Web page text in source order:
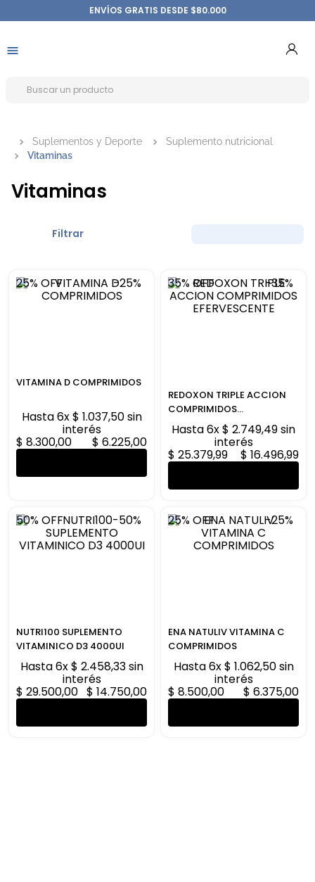
ENVÍOS GRATIS DESDE $80.000
Suplementos y Deporte
Suplemento nutricional
Vitaminas
Vitaminas
Filtrar
-25%
25%OFF
VITAMINA D COMPRIMIDOS
Hasta6x$ 1.037,50sin
interés
$ 8.300,00 $ 6.225,00
-35%
35%OFF
REDOXON TRIPLE ACCION
COMPRIMIDOS
EFERVESCENTE
Hasta6x$ 2.749,49sin
interés
$ 25.379,99 $ 16.496,99
-50%
50%OFF
NUTRI100 SUPLEMENTO
VITAMINICO D3 4000UI
Hasta6x$ 2.458,33sin
interés
$ 29.500,00 $ 14.750,00
-25%
25%OFF
ENA NATULIV VITAMINA C
COMPRIMIDOS
Hasta6x$ 1.062,50sin
interés
$ 8.500,00 $ 6.375,00